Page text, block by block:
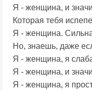
Я - женщина, и
Которая тебя
Я - женщина.
Но, знаешь, даже
Я - женщина, я
Я - женщина, и
Я - женщина, я